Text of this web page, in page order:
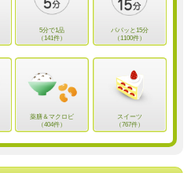
5分で1品
（141件）
パパッと15分
（1100件）
薬膳＆マクロビ
（404件）
スイーツ
（767件）